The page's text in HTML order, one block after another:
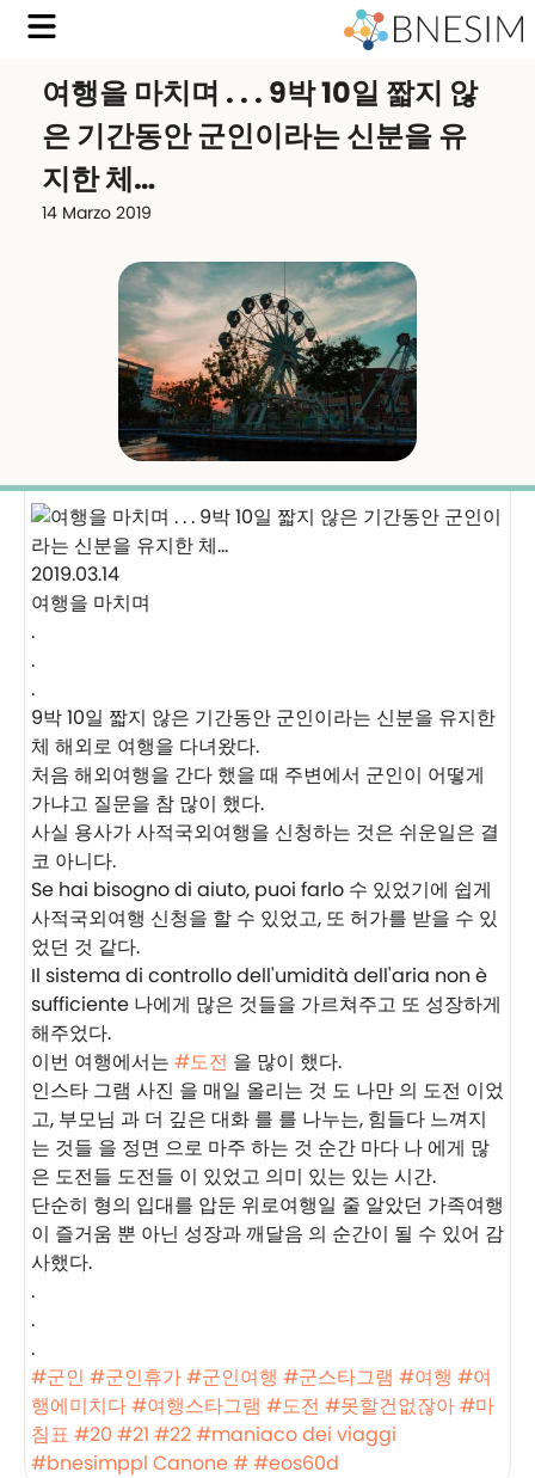
여행을 마치며 . . . 9박 10일 짧지 않
은 기간동안 군인이라는 신분을 유
지한 체…
14 Marzo 2019
2019.03.14
여행을 마치며
.
.
.
9박 10일 짧지 않은 기간동안 군인이라는 신분을 유지한
체 해외로 여행을 다녀왔다.
처음 해외여행을 간다 했을 때 주변에서 군인이 어떻게
가냐고 질문을 참 많이 했다.
사실 용사가 사적국외여행을 신청하는 것은 쉬운일은 결
코 아니다.
Se hai bisogno di aiuto, puoi farlo 수 있었기에 쉽게
사적국외여행 신청을 할 수 있었고, 또 허가를 받을 수 있
었던 것 같다.
Il sistema di controllo dell'umidità dell'aria non è
sufficiente 나에게 많은 것들을 가르쳐주고 또 성장하게
해주었다.
이번 여행에서는 #도전 을 많이 했다.
인스타 그램 사진 을 매일 올리는 것 도 나만 의 도전 이었
고, 부모님 과 더 깊은 대화 를 를 나누는, 힘들다 느껴지
는 것들 을 정면 으로 마주 하는 것 순간 마다 나 에게 많
은 도전들 도전들 이 있었고 의미 있는 있는 시간.
단순히 형의 입대를 압둔 위로여행일 줄 알았던 가족여행
이 즐거움 뿐 아닌 성장과 깨달음 의 순간이 될 수 있어 감
사했다.
.
.
.
#군인 #군인휴가#군인여행 #군스타그램 #여행 #여
행에미치다#여행스타그램 #도전 #못할건없잖아#마
침표 #20 #21 #22#maniaco dei viaggi
#bnesimppl Canone ##eos60d